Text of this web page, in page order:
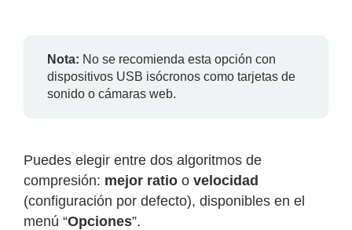
Nota: No se recomienda esta opción con
dispositivos USB isócronos como tarjetas de
sonido o cámaras web.
Puedes elegir entre dos algoritmos de
compresión: mejor ratio o velocidad
(configuración por defecto), disponibles en el
menú “Opciones”.